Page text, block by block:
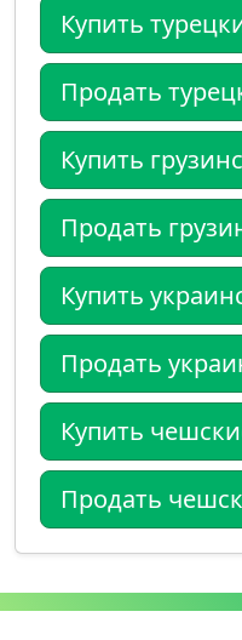
Купить
Продать
Купить
Продать
Купить
Продать
Купить
Продать